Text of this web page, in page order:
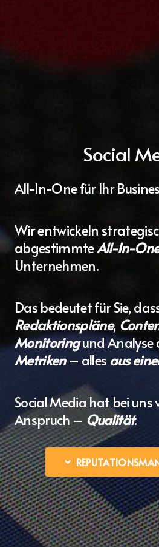
Social
All-In-One für Ihr
Wir entwickeln
abgestimmteAll-In-
Unternehmen.
Das bedeutet für Sie,
Redaktionspläne,
Monitoringund Analyse
Metriken– alles aus
Social Media hat bei uns
Anspruch – Qualität.